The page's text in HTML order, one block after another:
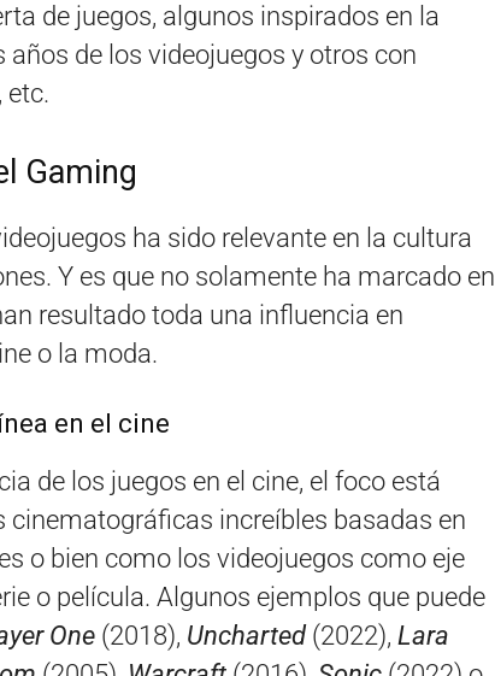
de juegos, algunos inspirados en la
de los videojuegos y otros con
etc.
Gaming
ha sido relevante en la cultura
Y es que no solamente ha marcado en
resultado toda una influencia en
o la moda.
en el cine
de los juegos en el cine, el foco está
cinematográficas increíbles basadas en
o bien como los videojuegos como eje
o película. Algunos ejemplos que puede
One (2018), Uncharted(2022), Lara